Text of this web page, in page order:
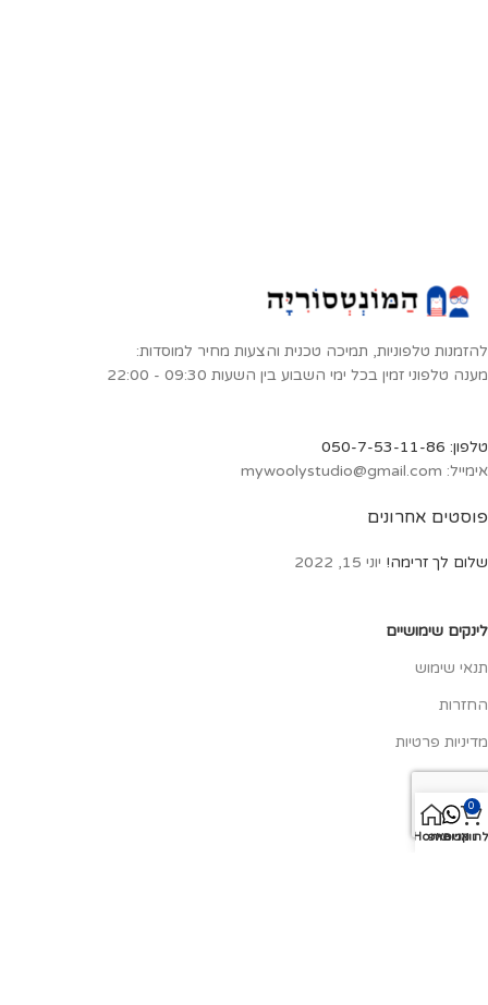
לינקים שימושיים
תנאי שימוש
החזרות
מדיניות פרטיות
אודותינו
פוסטים אחרונים
שלום לך זרימה! יוני 15, 2022
להזמנות טלפוניות, תמיכה טכנית והצעות מחיר למוסדות:
מענה טלפוני זמין בכל ימי השבוע בין השעות 09:30 - 22:00
טלפון: 050-7-53-11-86
אימייל: mywoolystudio@gmail.com
0
קניות
וואטסאפ
Home